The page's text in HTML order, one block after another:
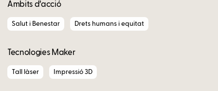
Àmbits d’acció
Salut i Benestar Drets humans i equitat
Tecnologies Maker
Tall làser Impressió 3D